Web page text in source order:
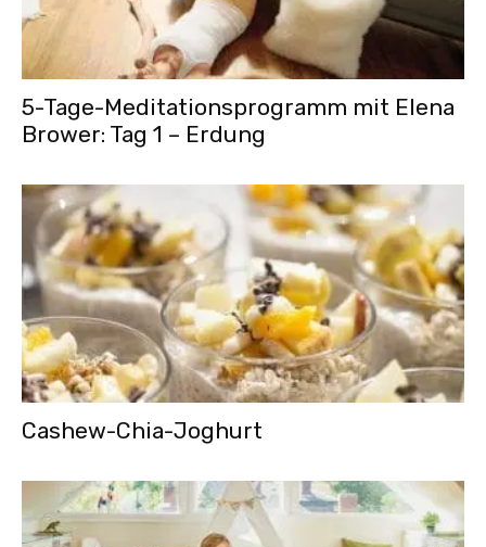
5-Tage-Meditationsprogramm mit Elena
Brower: Tag 1 – Erdung
Cashew-Chia-Joghurt